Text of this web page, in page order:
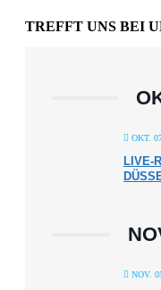
TREFFT UNS BEI
OKT.
LIVE-
NOV.